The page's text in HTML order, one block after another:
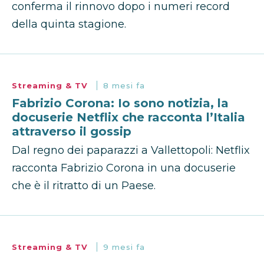
conferma il rinnovo dopo i numeri record
della quinta stagione.
Streaming & TV 8 mesi fa
Fabrizio Corona: Io sono notizia, la
docuserie Netflix che racconta l’Italia
attraverso il gossip
Dal regno dei paparazzi a Vallettopoli: Netflix
racconta Fabrizio Corona in una docuserie
che è il ritratto di un Paese.
Streaming & TV 9 mesi fa